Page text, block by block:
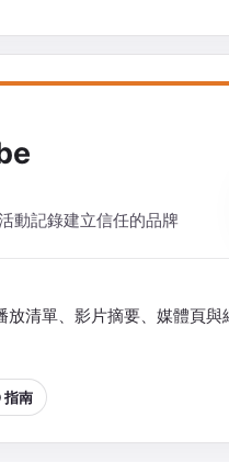
動記錄建立信任的品牌
清單、影片摘要、媒體頁與
指南